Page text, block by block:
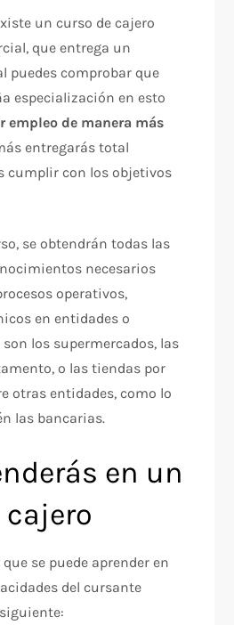
un curso de cajero
que entrega un
puedes comprobar que
especialización en esto
empleo de manera más
entregarás total
cumplir con los objetivos
se obtendrán todas las
necesarios
operativos,
en entidades o
los supermercados, las
o las tiendas por
otras entidades, como lo
las bancarias.
en un
se puede aprender en
del cursante